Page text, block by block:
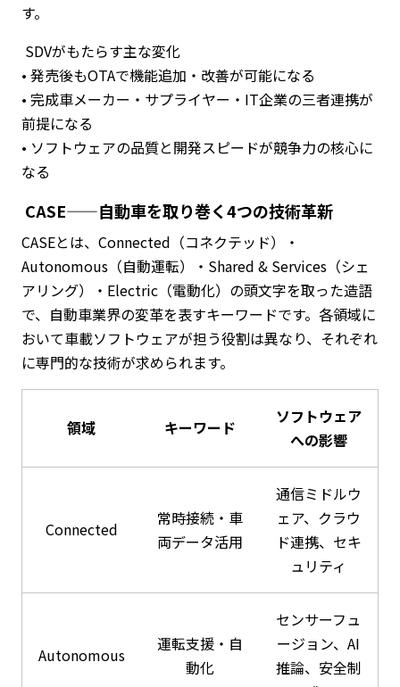
す。
SDVがもたらす主な変化
• 発売後もOTAで機能追加・改善が可能になる
• 完成車メーカー・サプライヤー・IT企業の三者連携が
前提になる
• ソフトウェアの品質と開発スピードが競争力の核心に
なる
CASE——自動車を取り巻く4つの技術革新
CASEとは、Connected（コネクテッド）・
Autonomous（自動運転）・Shared & Services（シェ
アリング）・Electric（電動化）の頭文字を取った造語
で、自動車業界の変革を表すキーワードです。各領域に
おいて車載ソフトウェアが担う役割は異なり、それぞれ
に専門的な技術が求められます。
領域 キーワード
ソフトウェア
への影響
Connected
常時接続・車
両データ活用
通信ミドルウ
ェア、クラウ
ド連携、セキ
ュリティ
Autonomous
運転支援・自
動化
センサーフュ
ージョン、AI
推論、安全制